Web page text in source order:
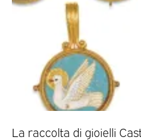
La raccolta di gioielli